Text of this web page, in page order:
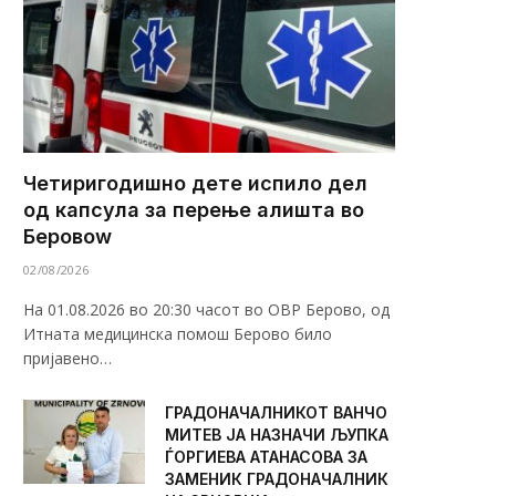
Четиригодишно дете испило дел
од капсула за перење алишта во
Беровоw
02/08/2026
На 01.08.2026 во 20:30 часот во ОВР Берово, од
Итната медицинска помош Берово било
пријавено…
ГРАДОНАЧАЛНИКОТ ВАНЧО
МИТЕВ ЈА НАЗНАЧИ ЉУПКА
ЃОРГИЕВА АТАНАСОВА ЗА
ЗАМЕНИК ГРАДОНАЧАЛНИК